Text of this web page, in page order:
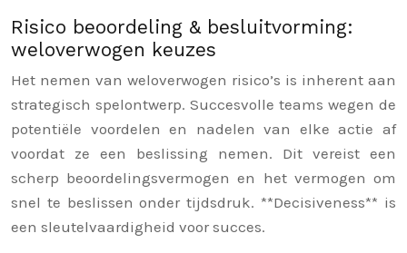
Risico beoordeling & besluitvorming:
weloverwogen keuzes
Het nemen van weloverwogen risico’s is inherent aan
strategisch spelontwerp. Succesvolle teams wegen de
potentiële voordelen en nadelen van elke actie af
voordat ze een beslissing nemen. Dit vereist een
scherp beoordelingsvermogen en het vermogen om
snel te beslissen onder tijdsdruk. **Decisiveness** is
een sleutelvaardigheid voor succes.